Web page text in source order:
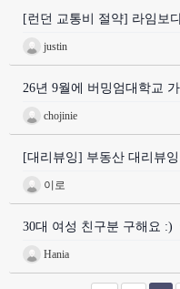
[런던 교통비 절약] 라임보
justin
26년 9월에 버밍엄대학교
chojinie
[대리뷰잉] 부동산 대리뷰
이로
30대 여성 친구분 구해요 :)
Hania